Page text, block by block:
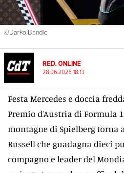
©Darko Bandic
RED. ONLINE
28.06.2026 18:13
Festa Mercedes e doccia
Premio d'Austria di Formula
montagne di Spielberg torna
Russell che guadagna dieci
compagno e leader del